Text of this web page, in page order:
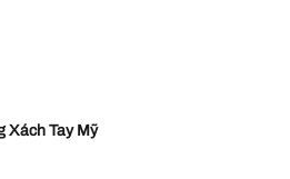
Xách Tay Mỹ